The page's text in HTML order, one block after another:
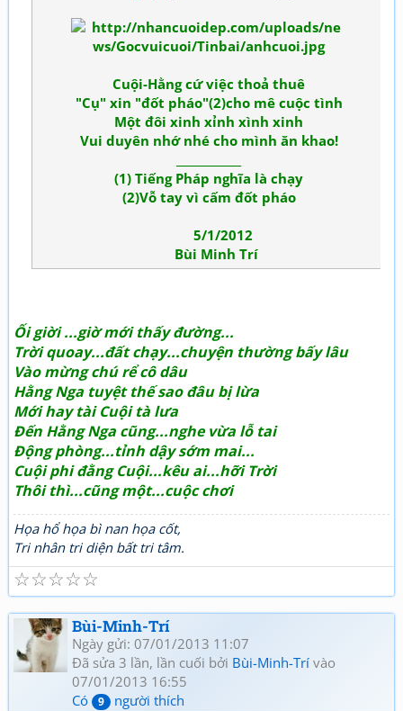
Cuội-Hằng cứ việc thoả thuê
"Cụ" xin "đốt pháo"(2)cho mê cuộc tình
Một đôi xinh xỉnh xình xinh
Vui duyên nhớ nhé cho mình ăn khao!
(1) Tiếng Pháp nghĩa là chạy
(2)Vỗ tay vì cấm đốt pháo
5/1/2012
Bùi Minh Trí
Ối giời ...giờ mới thấy đường...
Trời quoay...đất chạy...chuyện thường bấy lâu
Vào mừng chú rể cô dâu
Hằng Nga tuyệt thế sao đâu bị lừa
Mới hay tài Cuội tà lưa
Đến Hằng Nga cũng...nghe vừa lỗ tai
Động phòng...tỉnh dậy sớm mai...
Cuội phi đằng Cuội...kêu ai...hỡi Trời
Thôi thì...cũng một...cuộc chơi
Họa hổ họa bì nan họa cốt,
Tri nhân tri diện bất tri tâm.
☆
☆
☆
☆
☆
Bùi-Minh-Trí
Ngày gửi: 07/01/2013 11:07
Đã sửa 3 lần, lần cuối bởi Bùi-Minh-Trí vào
07/01/2013 16:55
Có
9 người thích